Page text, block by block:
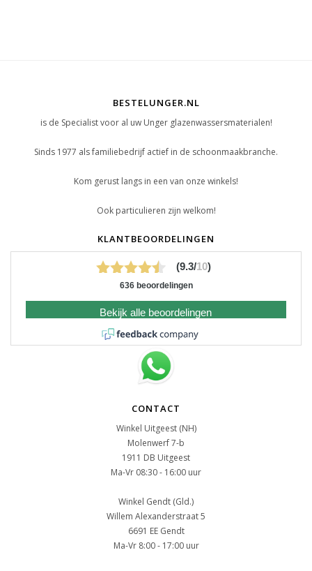
BESTELUNGER.NL
is de Specialist voor al uw Unger glazenwassersmaterialen!
Sinds 1977 als familiebedrijf actief in de schoonmaakbranche.
Kom gerust langs in een van onze winkels!
Ook particulieren zijn welkom!
KLANTBEOORDELINGEN
(9.3/10)
636 beoordelingen
Bekijk alle beoordelingen
CONTACT
Winkel Uitgeest (NH)
Molenwerf 7-b
1911 DB Uitgeest
Ma-Vr 08:30 - 16:00 uur
Winkel Gendt (Gld.)
Willem Alexanderstraat 5
6691 EE Gendt
Ma-Vr 8:00 - 17:00 uur